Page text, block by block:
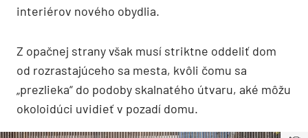
interiérov nového obydlia.
Z opačnej strany však musí striktne oddeliť dom
od rozrastajúceho sa mesta, kvôli čomu sa
„prezlieka“ do podoby skalnatého útvaru, aké môžu
okoloidúci uvidieť v pozadí domu.